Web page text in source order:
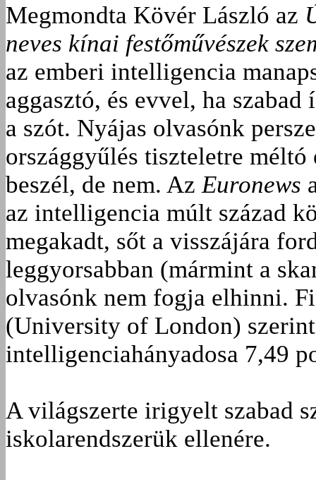
Megmondta Kövér László az
neves kínai festőművészek
az emberi intelligencia
aggasztó, és evvel, ha
a szót. Nyájas olvasónk
országgyűlés tiszteletre
beszél, de nem. AzEuronews
az intelligencia múlt század
megakadt, sőt a visszájára
leggyorsabban (mármint a
olvasónk nem fogja elhinni.
(University of London)
intelligenciahányadosa 7,49
A világszerte irigyelt szabad
iskolarendszerük ellenére.